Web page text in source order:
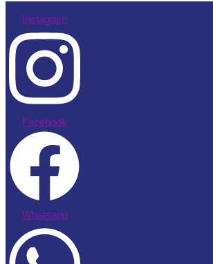
Instagram
Facebook
Whatsapp